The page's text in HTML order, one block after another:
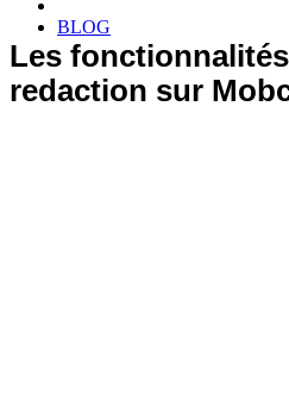
BLOG
Les
redaction sur